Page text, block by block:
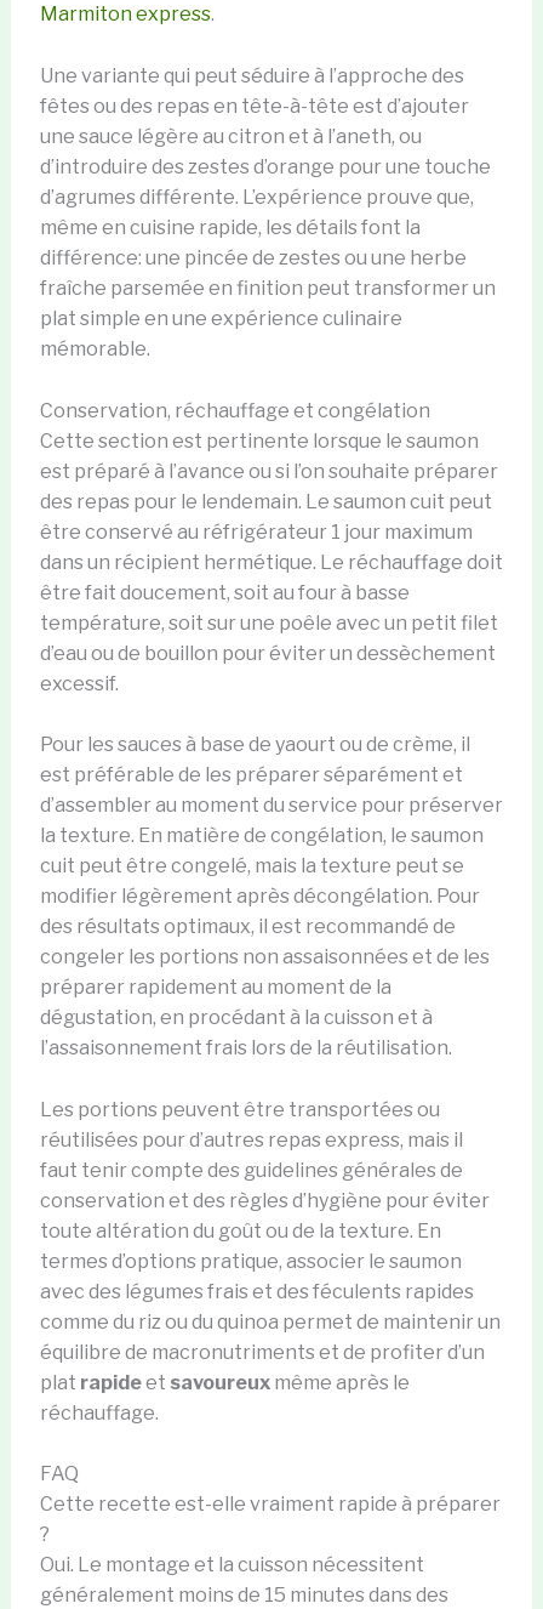
Marmiton express.
Une variante qui peut séduire à l’approche des
fêtes ou des repas en tête-à-tête est d’ajouter
une sauce légère au citron et à l’aneth, ou
d’introduire des zestes d’orange pour une touche
d’agrumes différente. L’expérience prouve que,
même en cuisine rapide, les détails font la
différence: une pincée de zestes ou une herbe
fraîche parsemée en finition peut transformer un
plat simple en une expérience culinaire
mémorable.
Conservation, réchauffage et congélation
Cette section est pertinente lorsque le saumon
est préparé à l’avance ou si l’on souhaite préparer
des repas pour le lendemain. Le saumon cuit peut
être conservé au réfrigérateur 1 jour maximum
dans un récipient hermétique. Le réchauffage doit
être fait doucement, soit au four à basse
température, soit sur une poêle avec un petit filet
d’eau ou de bouillon pour éviter un dessèchement
excessif.
Pour les sauces à base de yaourt ou de crème, il
est préférable de les préparer séparément et
d’assembler au moment du service pour préserver
la texture. En matière de congélation, le saumon
cuit peut être congelé, mais la texture peut se
modifier légèrement après décongélation. Pour
des résultats optimaux, il est recommandé de
congeler les portions non assaisonnées et de les
préparer rapidement au moment de la
dégustation, en procédant à la cuisson et à
l’assaisonnement frais lors de la réutilisation.
Les portions peuvent être transportées ou
réutilisées pour d’autres repas express, mais il
faut tenir compte des guidelines générales de
conservation et des règles d’hygiène pour éviter
toute altération du goût ou de la texture. En
termes d’options pratique, associer le saumon
avec des légumes frais et des féculents rapides
comme du riz ou du quinoa permet de maintenir un
équilibre de macronutriments et de profiter d’un
plat rapideet savoureuxmême après le
réchauffage.
FAQ
Cette recette est-elle vraiment rapide à préparer
?
Oui. Le montage et la cuisson nécessitent
généralement moins de 15 minutes dans des